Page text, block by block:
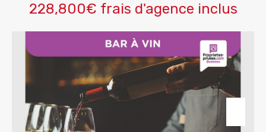
228,800€ frais d'agence inclus